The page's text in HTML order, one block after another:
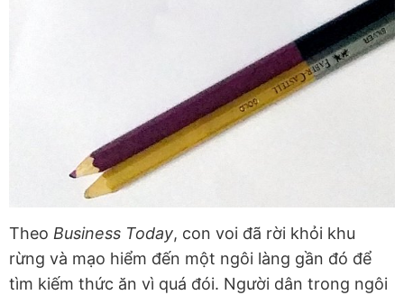
Theo Business Today, con voi đã rời khỏi khu
rừng và mạo hiểm đến một ngôi làng gần đó để
tìm kiếm thức ăn vì quá đói. Người dân trong ngôi